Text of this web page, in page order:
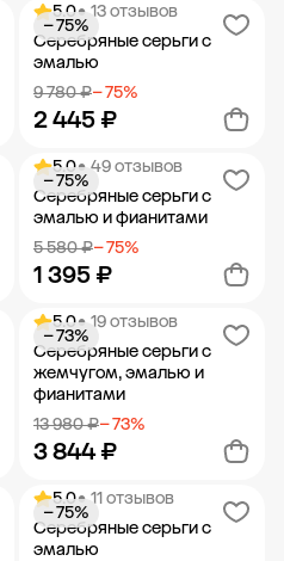
Добавить в корзину
5.0• 13 отзывов
Серебряные серьги с
эмалью
9 780 ₽− 75%
2 445 ₽
− 75%
Добавить в корзину
5.0• 49 отзывов
Серебряные серьги с
эмалью и фианитами
5 580 ₽− 75%
1 395 ₽
− 75%
Добавить в корзину
5.0• 19 отзывов
Серебряные серьги с
жемчугом, эмалью и
фианитами
13 980 ₽− 73%
3 844 ₽
− 73%
Добавить в корзину
5.0• 11 отзывов
Серебряные серьги с
эмалью
− 75%